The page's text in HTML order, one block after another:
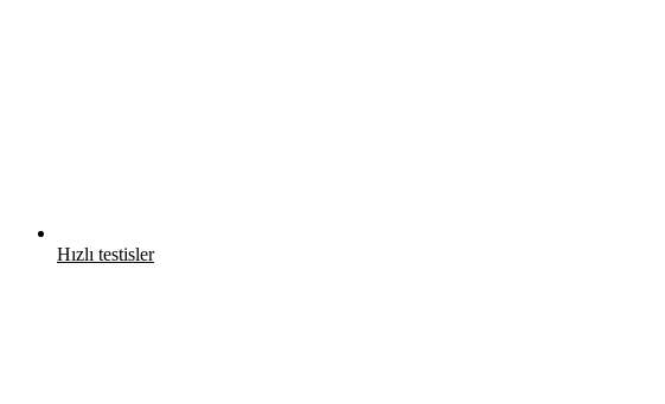
Hızlı testisler